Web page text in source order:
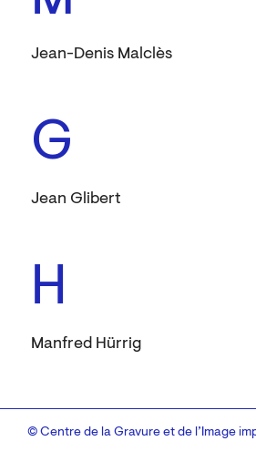
Jean-Denis Malclès
G
Jean Glibert
H
Manfred Hürrig
© Centre de la Gravure et de l’Image